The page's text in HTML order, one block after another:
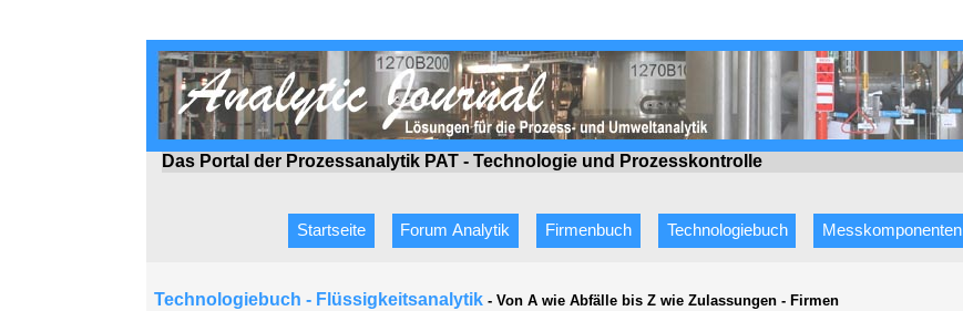
Das Portal der Prozessanalytik PAT - Technologie und Prozesskontrolle
Startseite Forum Analytik Firmenbuch Technologiebuch Messkomponenten
Technologiebuch - Flüssigkeitsanalytik - Von A wie Abfälle bis Z wie Zulassungen - Firmen